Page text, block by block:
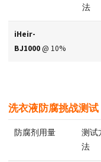
法
iHeir-
BJ1000@ 10%
洗衣液防腐挑战测试
防腐剂用量
测试
法